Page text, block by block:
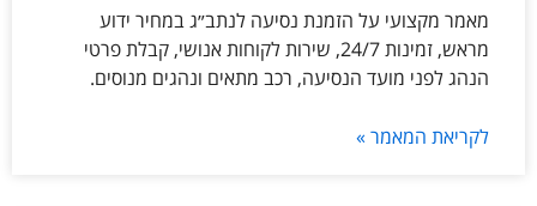
מאמר מקצועי על הזמנת נסיעה לנתב״ג במחיר ידוע
מראש, זמינות 24/7, שירות לקוחות אנושי, קבלת פרטי
הנהג לפני מועד הנסיעה, רכב מתאים ונהגים מנוסים.
לקריאת המאמר »